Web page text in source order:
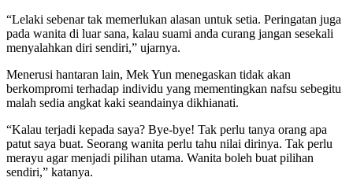
“Lelaki sebenar tak memerlukan alasan untuk setia. Peringatan juga
pada wanita di luar sana, kalau suami anda curang jangan sesekali
menyalahkan diri sendiri,” ujarnya.
Menerusi hantaran lain, Mek Yun menegaskan tidak akan
berkompromi terhadap individu yang mementingkan nafsu sebegitu
malah sedia angkat kaki seandainya dikhianati.
“Kalau terjadi kepada saya? Bye-bye! Tak perlu tanya orang apa
patut saya buat. Seorang wanita perlu tahu nilai dirinya. Tak perlu
merayu agar menjadi pilihan utama. Wanita boleh buat pilihan
sendiri,” katanya.